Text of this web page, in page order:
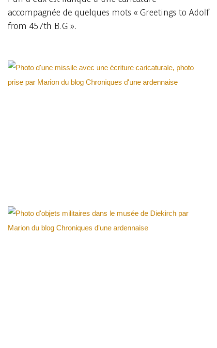
accompagnée de quelques mots « Greetings to Adolf
from 457th B.G ».